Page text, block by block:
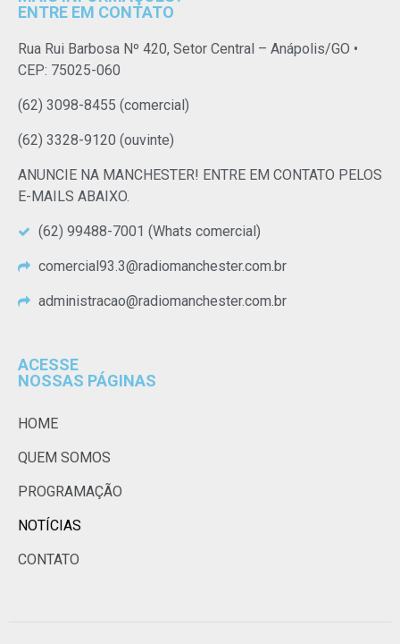
ENTRE EM CONTATO
Rua Rui Barbosa Nº 420, Setor Central – Anápolis/GO •
CEP: 75025-060
(62) 3098-8455 (comercial)
(62) 3328-9120 (ouvinte)
ANUNCIE NA MANCHESTER! ENTRE EM CONTATO PELOS
E-MAILS ABAIXO.
(62) 99488-7001 (Whats comercial)
comercial93.3@radiomanchester.com.br
administracao@radiomanchester.com.br
ACESSE
NOSSAS PÁGINAS
HOME
QUEM SOMOS
PROGRAMAÇÃO
NOTÍCIAS
CONTATO